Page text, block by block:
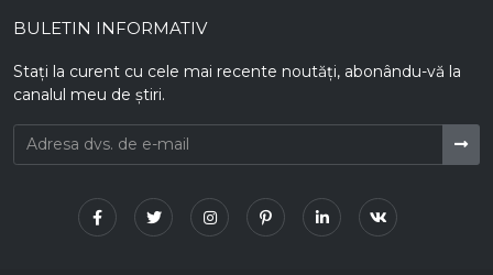
BULETIN INFORMATIV
Stați la curent cu cele mai recente noutăți, abonându-vă la
canalul meu de știri.